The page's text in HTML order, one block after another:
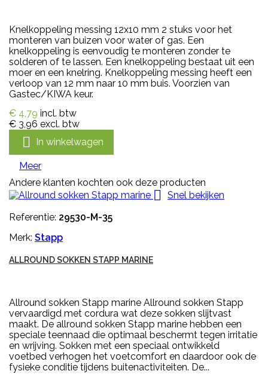
Knelkoppeling messing 12x10 mm 2 stuks voor het
monteren van buizen voor water of gas. Een
knelkoppeling is eenvoudig te monteren zonder te
solderen of te lassen. Een knelkoppeling bestaat uit een
moer en een knelring. Knelkoppeling messing heeft een
verloop van 12 mm naar 10 mm buis. Voorzien van
Gastec/KIWA keur.
€ 4,79 incl. btw
€ 3,96 excl. btw
 In winkelwagen
Meer
Andere klanten kochten ook deze producten

Snel bekijken
Referentie: 29530-M-35
Merk: Stapp
ALLROUND SOKKEN STAPP MARINE
Allround sokken Stapp marine Allround sokken Stapp
vervaardigd met cordura wat deze sokken slijtvast
maakt. De allround sokken Stapp marine hebben een
speciale teennaad die optimaal beschermt tegen irritatie
en wrijving. Sokken met een speciaal ontwikkeld
voetbed verhogen het voetcomfort en daardoor ook de
fysieke conditie tijdens buitenactiviteiten. De...